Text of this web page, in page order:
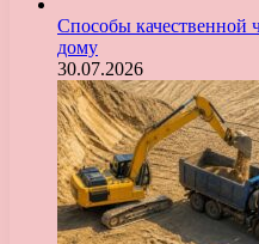
Способы качественной
дому
30.07.2026